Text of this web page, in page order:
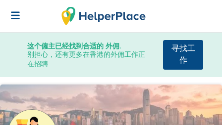
这个僱主已经找到合适的 外佣.
别担心，还有更多在香港的外佣工作正
在招聘
寻找工
作